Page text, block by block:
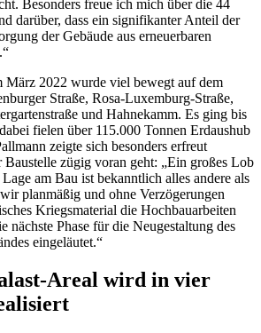
Besonders freue ich mich über die 44
darüber, dass ein signifikanter Anteil der
der Gebäude aus erneuerbaren
März 2022 wurde viel bewegt auf dem
Straße, Rosa-Luxemburg-Straße,
und Hahnekamm. Es ging bis
fielen über 115.000 Tonnen Erdaushub
zeigte sich besonders erfreut
Baustelle zügig voran geht: „Ein großes Lob
am Bau ist bekanntlich alles andere als
planmäßig und ohne Verzögerungen
Kriegsmaterial die Hochbauarbeiten
nächste Phase für die Neugestaltung des
eingeläutet.“
Areal wird in vier